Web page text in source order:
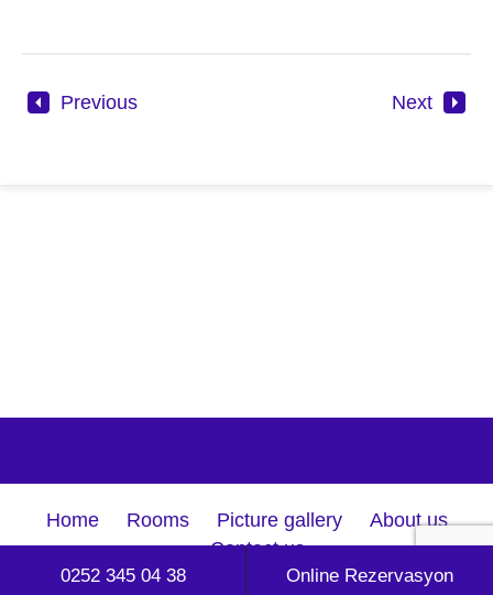
Previous Next
Home Rooms Picture gallery
About us
Contact us
0252 345 04 38 Online Rezervasyon